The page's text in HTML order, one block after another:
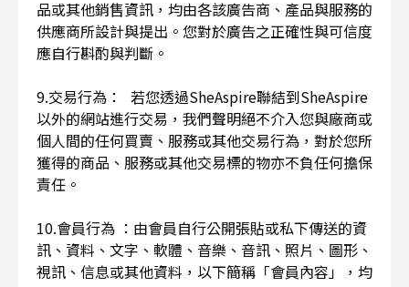
品或其他銷售資訊，均由各該廣告商、產品與服務的
供應商所設計與提出。您對於廣告之正確性與可信度
應自行斟酌與判斷。
9.交易行為： 若您透過SheAspire聯結到SheAspire
以外的網站進行交易，我們聲明絕不介入您與廠商或
個人間的任何買賣、服務或其他交易行為，對於您所
獲得的商品、服務或其他交易標的物亦不負任何擔保
責任。
10.會員行為 ：由會員自行公開張貼或私下傳送的資
訊、資料、文字、軟體、音樂、音訊、照片、圖形、
視訊、信息或其他資料，以下簡稱「會員內容」，均